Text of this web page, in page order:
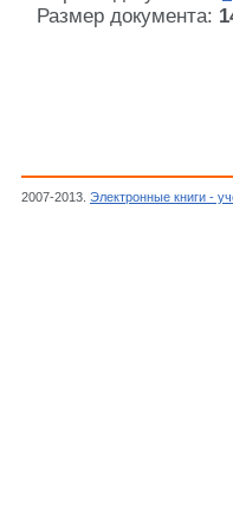
Размер документа:
2007-2013. Электронные книги -